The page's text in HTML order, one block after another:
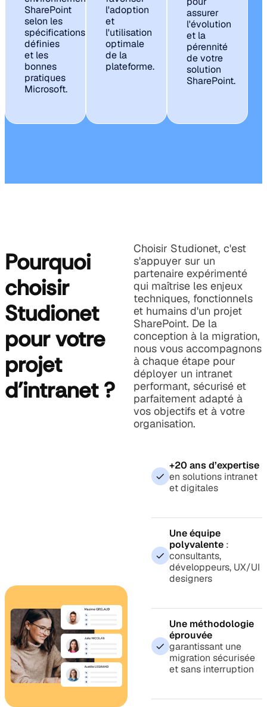
SharePoint
selon les
spécifications
définies
et les
bonnes
pratiques
Microsoft.
l'adoption
et
l'utilisation
optimale
de la
plateforme.
assurer
l'évolution
et la
pérennité
de votre
solution
SharePoint.
Pourquoi
choisir
Studionet
pour votre
projet
d'intranet ?
Choisir Studionet, c'est
s'appuyer sur un
partenaire expérimenté
qui maîtrise les enjeux
techniques, fonctionnels
et humains d'un projet
SharePoint. De la
conception à la migration,
nous vous accompagnons
à chaque étape pour
déployer un intranet
performant, sécurisé et
parfaitement adapté à
vos objectifs et à votre
organisation.
+20 ans d’expertise
en solutions intranet
et digitales
Une équipe
polyvalente:
consultants,
développeurs, UX/UI
designers
Une méthodologie
éprouvée
garantissant une
migration sécurisée
et sans interruption